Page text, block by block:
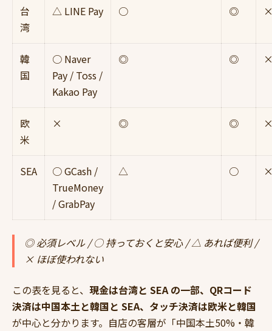
台
湾
△ LINE Pay ○ ◎
韓
国
○ Naver
Pay / Toss /
Kakao Pay
◎ ◎
欧
米
× ◎ ◎
SEA
○ GCash /
TrueMoney
/ GrabPay
△ ○
◎ 必須レベル / ○ 持っておくと安心 / △ あれば便利 /
× ほぼ使われない
この表を見ると、 現金は台湾と SEA の一部、QRコード
決済は中国本土と韓国と SEA、タッチ決済は欧米と韓国
が中心と分かります。自店の客層が「中国本土50%・韓